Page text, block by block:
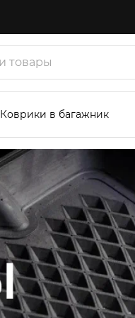
Коврики в багажник